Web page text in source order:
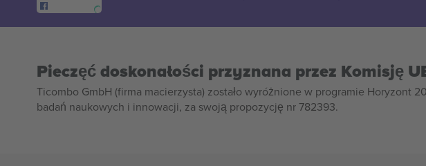
Pieczęć doskonałości przyznana przez Komisję
Ticombo GmbH (firma macierzysta) zostało wyróżnione w programie Horyzont
badań naukowych i innowacji, za swoją propozycję nr 782393.